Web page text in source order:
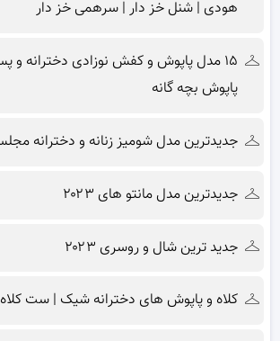
هودی | شنل خز دار | سرهمی خز دار
۱۵ مدل پاپوش و کفش نوزادی دخترانه و
پاپوش بچه گانه
جدیدترین مدل شومیز زنانه و دخترانه
جدیدترین مدل مانتو های ۲۰۲۳
جدید ترین شال و روسری ۲۰۲۳
کلاه و پاپوش های دخترانه شیک | ست